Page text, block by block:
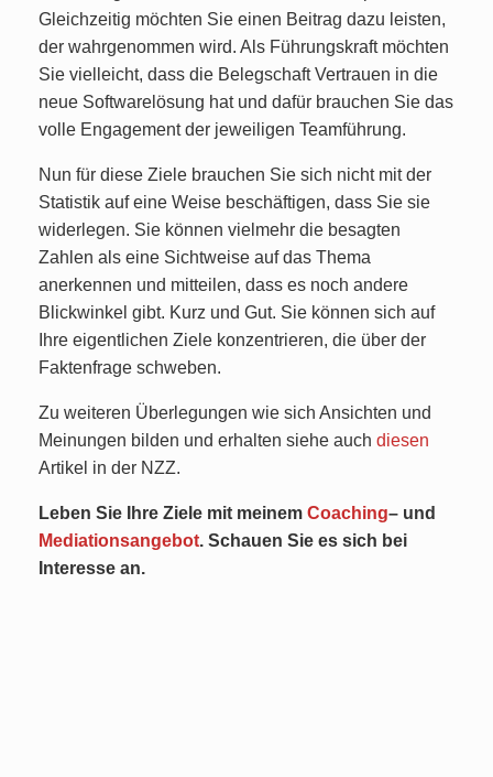
Gleichzeitig möchten Sie einen Beitrag dazu leisten,
der wahrgenommen wird. Als Führungskraft möchten
Sie vielleicht, dass die Belegschaft Vertrauen in die
neue Softwarelösung hat und dafür brauchen Sie das
volle Engagement der jeweiligen Teamführung.
Nun für diese Ziele brauchen Sie sich nicht mit der
Statistik auf eine Weise beschäftigen, dass Sie sie
widerlegen. Sie können vielmehr die besagten
Zahlen als eine Sichtweise auf das Thema
anerkennen und mitteilen, dass es noch andere
Blickwinkel gibt. Kurz und Gut. Sie können sich auf
Ihre eigentlichen Ziele konzentrieren, die über der
Faktenfrage schweben.
Zu weiteren Überlegungen wie sich Ansichten und
Meinungen bilden und erhalten siehe auch diesen
Artikel in der NZZ.
Leben Sie Ihre Ziele mit meinem Coaching– und
Mediationsangebot. Schauen Sie es sich bei
Interesse an.